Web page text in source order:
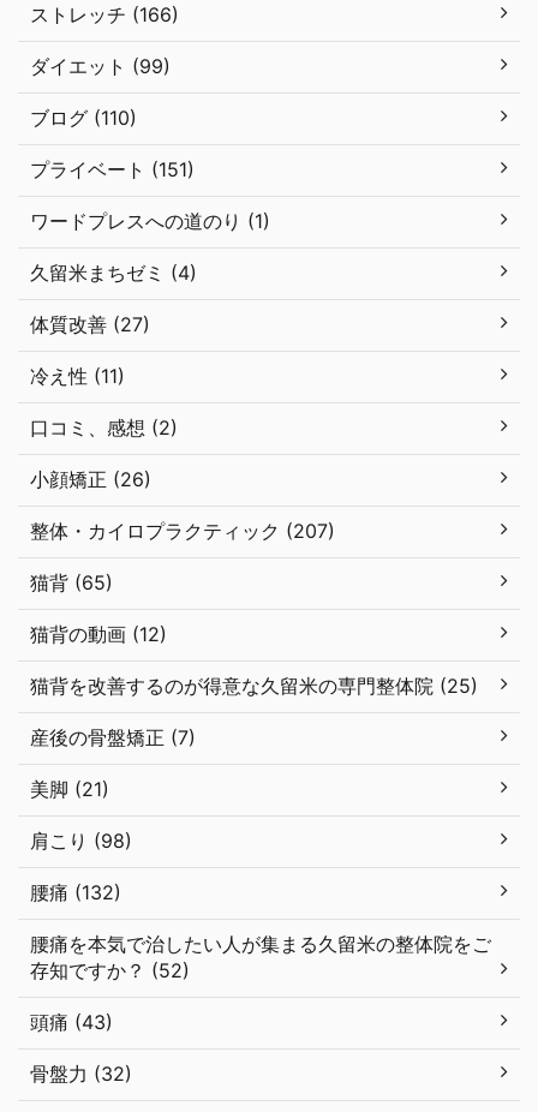
ストレッチ (166)
ダイエット (99)
ブログ (110)
プライベート (151)
ワードプレスへの道のり (1)
久留米まちゼミ (4)
体質改善 (27)
冷え性 (11)
口コミ、感想 (2)
小顔矯正 (26)
整体・カイロプラクティック (207)
猫背 (65)
猫背の動画 (12)
猫背を改善するのが得意な久留米の専門整体院 (25)
産後の骨盤矯正 (7)
美脚 (21)
肩こり (98)
腰痛 (132)
腰痛を本気で治したい人が集まる久留米の整体院をご
存知ですか？ (52)
頭痛 (43)
骨盤力 (32)